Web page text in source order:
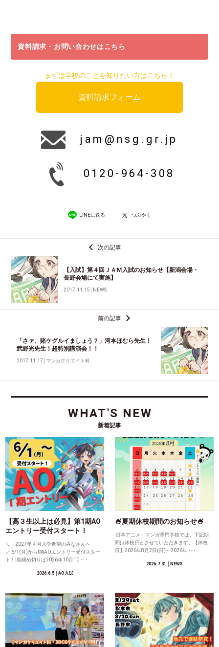
資料請求・お問い合わせはこちら
まずは学校のことを知りたい方はこちら！
資料請求フォーム
jam@nsg.gr.jp
0120-964-308
LINEに送る つぶやく
次の記事
【入試】第４回ＪＡＭ入試のお知らせ【新潟会場・
長野会場にて実施】
2017.11.15 NEWS
前の記事
「さァ、賭ケグルイましょう？」河本ほむら先生！
武野光先生！超特別講演会！！
2017.11.17 │マンガクリエイト科
WHAT'S NEW
新着記事
【高３生以上は必見】第1期AO
エントリー受付スタート！
＼ 2027年４月入学希望のみなさんへ
／ 6/1(月)からⅠ期AOエントリー受付スター
ト！Ⅰ期締め切りは2026年10月10 ･･･
2026.6.5│AO入試
🍧夏期休校期間のお知らせ🍧
日本アニメ・マンガ専門学校では、下記期
間は休校日とさせていただきます。【休校
日】2026年8月2日(日)～2026年 ･･･
2026.7.31 │NEWS